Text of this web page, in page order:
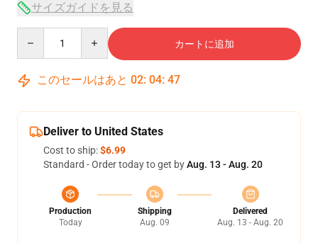
サイズガイドを見る
カートに追加
このセールはあと 02: 04: 46
Deliver to United States
Cost to ship:$6.99
Standard - Order today to get byAug. 13 - Aug. 20
Production
Today
Shipping
Aug. 09
Delivered
Aug. 13 - Aug. 20